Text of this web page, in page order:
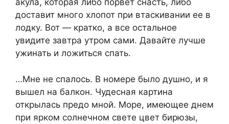
акула, которая либо порвет снасть, либо
доставит много хлопот при втаскивании ее в
лодку. Вот — кратко, а все остальное
увидите завтра утром сами. Давайте лучше
ужинать и ложиться спать.
…Мне не спалось. В номере было душно, и я
вышел на балкон. Чудесная картина
открылась предо мной. Море, имеющее днем
при ярком солнечном свете цвет бирюзы,